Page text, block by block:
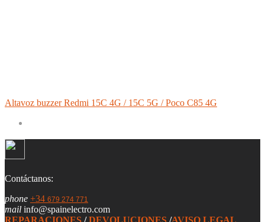
Altavoz buzzer Redmi 15C 4G / 15C 5G / Poco C85 4G
Contáctanos:
phone +34 679 274 771
mail info@spainelectro.com
REPARACIONES /DEVOLUCIONES /AVISO LEGAL